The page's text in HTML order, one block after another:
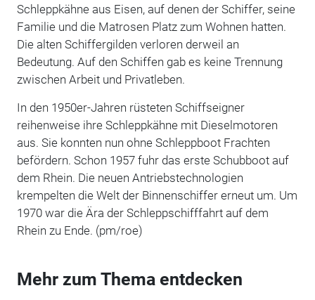
Schleppkähne aus Eisen, auf denen der Schiffer, seine
Familie und die Matrosen Platz zum Wohnen hatten.
Die alten Schiffergilden verloren derweil an
Bedeutung. Auf den Schiffen gab es keine Trennung
zwischen Arbeit und Privatleben.
In den 1950er-Jahren rüsteten Schiffseigner
reihenweise ihre Schleppkähne mit Dieselmotoren
aus. Sie konnten nun ohne Schleppboot Frachten
befördern. Schon 1957 fuhr das erste Schubboot auf
dem Rhein. Die neuen Antriebstechnologien
krempelten die Welt der Binnenschiffer erneut um. Um
1970 war die Ära der Schleppschifffahrt auf dem
Rhein zu Ende. (pm/roe)
Mehr zum Thema entdecken